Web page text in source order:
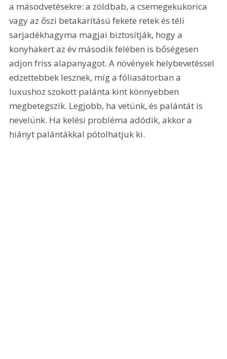
a másodvetésekre: a zöldbab, a csemegekukorica
vagy az őszi betakarítású fekete retek és téli
sarjadékhagyma magjai biztosítják, hogy a
konyhakert az év második felében is bőségesen
adjon friss alapanyagot. A növények helybevetéssel
edzettebbek lesznek, míg a fóliasátorban a
luxushoz szokott palánta kint könnyebben
megbetegszik. Legjobb, ha vetünk, és palántát is
nevelünk. Ha kelési probléma adódik, akkor a
hiányt palántákkal pótolhatjuk ki.